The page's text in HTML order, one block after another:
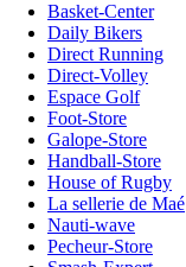
Basket-Center
Daily Bikers
Direct Running
Direct-Volley
Espace Golf
Foot-Store
Galope-Store
Handball-Store
House of Rugby
La sellerie de Maé
Nauti-wave
Pecheur-Store